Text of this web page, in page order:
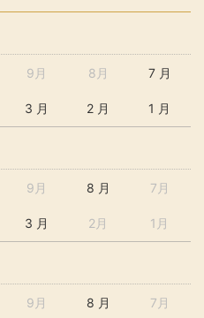
9月 8月 7 月
3 月 2 月 1 月
9月 8 月 7月
3 月 2月 1月
9月 8 月 7月